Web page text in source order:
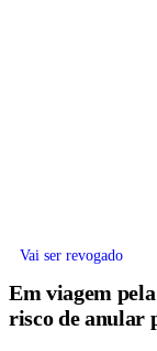
Vai ser revogado
Em viagem
risco de anular